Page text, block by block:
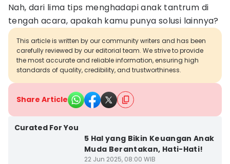
Nah, dari lima tips menghadapi anak tantrum di
tengah acara, apakah kamu punya solusi lainnya?
This article is written by our community writers and has been
carefully reviewed by our editorial team. We strive to provide
the most accurate and reliable information, ensuring high
standards of quality, credibility, and trustworthiness.
Share Article
Curated For You
5 Hal yang Bikin Keuangan Anak
Muda Berantakan, Hati-Hati!
22 Jun 2025, 08:00 WIB